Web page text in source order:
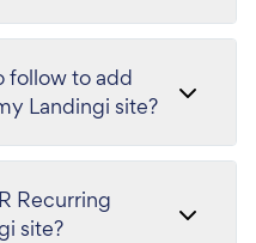
follow to add
Landingi site?
Recurring
site?